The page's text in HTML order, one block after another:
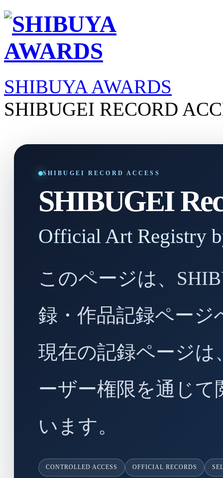
SHIBUYA AWARDS
SHIBUGEI RECORD
SHIBUGEI RECORD ACCESS
SHIBUGEI
Official Art Registry
このページは、
録・作品記録ペー
現在の記録ページは
ーザー権限を通じ
います。
CONTROLLED ACCESS OFFICIAL RECORDS